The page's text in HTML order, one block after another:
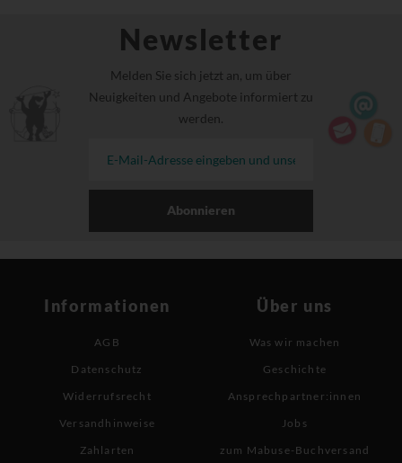
Newsletter
Melden Sie sich jetzt an, um über
Neuigkeiten und Angebote informiert zu
werden.
Abonnieren
Informationen
AGB
Datenschutz
Widerrufsrecht
Versandhinweise
Zahlarten
Über uns
Was wir machen
Geschichte
Ansprechpartner:innen
Jobs
zum Mabuse-Buchversand